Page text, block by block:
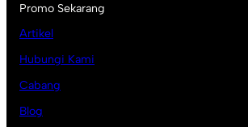
Promo Sekarang
Artikel
Hubungi Kami
Cabang
Blog